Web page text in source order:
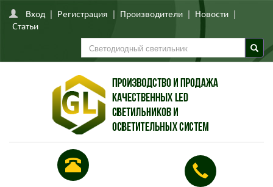
Вход | Регистрация | Производители | Новости |
Статьи